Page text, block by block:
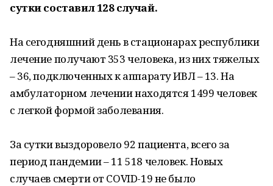
сутки составил 128 случай.
На сегодняшний день в стационарах республики
лечение получают 353 человека, из них тяжелых
– 36, подключенных к аппарату ИВЛ – 13. На
амбулаторном лечении находятся 1499 человек
с легкой формой заболевания.
За сутки выздоровело 92 пациента, всего за
период пандемии – 11 518 человек. Новых
случаев смерти от COVID-19 не было